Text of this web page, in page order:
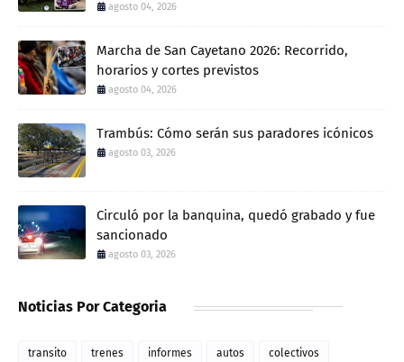
agosto 04, 2026
Marcha de San Cayetano 2026: Recorrido,
horarios y cortes previstos
agosto 04, 2026
Trambús: Cómo serán sus paradores icónicos
agosto 03, 2026
Circuló por la banquina, quedó grabado y fue
sancionado
agosto 03, 2026
Noticias Por Categoria
transito trenes informes autos colectivos